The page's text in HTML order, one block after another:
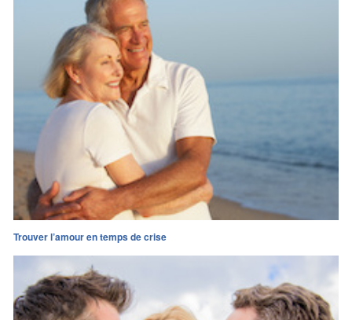
Trouver l’amour en temps de crise